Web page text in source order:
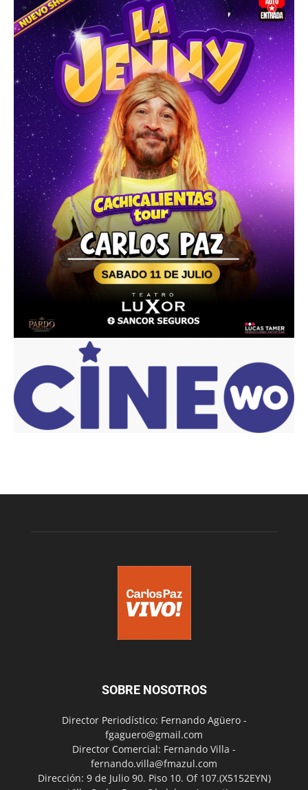
SOBRE NOSOTROS
Director Periodístico: Fernando Agüero -
fgaguero@gmail.com
Director Comercial: Fernando Villa -
fernando.villa@fmazul.com
Dirección: 9 de Julio 90. Piso 10. Of 107.(X5152EYN)